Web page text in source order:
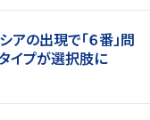
アの出現で「６番」問
イプが選択肢に